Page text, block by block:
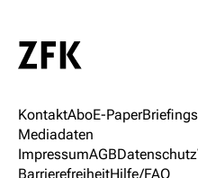
KontaktAboE-PaperBriefings
Mediadaten
ImpressumAGBDatenschutz
BarrierefreiheitHilfe/FAQ